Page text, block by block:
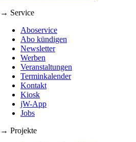
→ Service
Aboservice
Abo kündigen
Newsletter
Werben
Veranstaltungen
Terminkalender
Kontakt
Kiosk
jW-App
Jobs
→ Projekte